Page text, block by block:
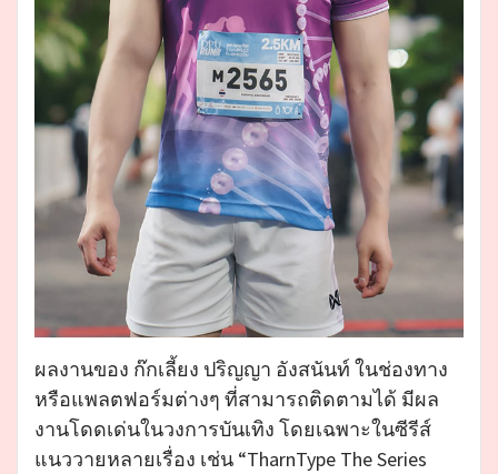
ผลงานของ ก๊กเลี้ยง ปริญญา อังสนันท์ ในช่องทาง
หรือแพลตฟอร์มต่างๆ ที่สามารถติดตามได้ มีผล
งานโดดเด่นในวงการบันเทิง โดยเฉพาะในซีรีส์
แนววายหลายเรื่อง เช่น “TharnType The Series